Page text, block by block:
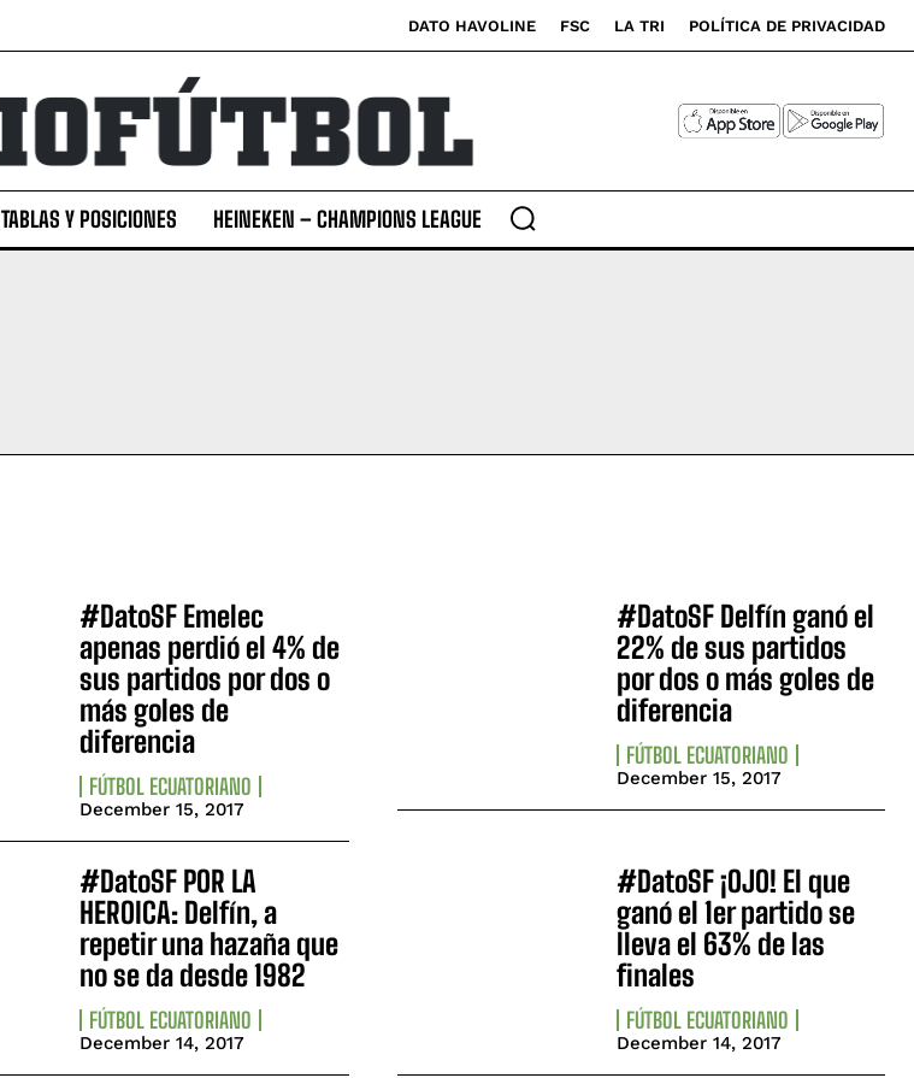
DATO HAVOLINE FSC LA TRI POLÍTICA DE PRIVACIDAD
TABLAS Y POSICIONES HEINEKEN – CHAMPIONS LEAGUE
#DatoSF Emelec
apenas perdió el 4% de
sus partidos por dos o
más goles de
diferencia
FÚTBOL ECUATORIANO
December 15, 2017
#DatoSF Delfín ganó el
22% de sus partidos
por dos o más goles de
diferencia
FÚTBOL ECUATORIANO
December 15, 2017
#DatoSF POR LA
HEROICA: Delfín, a
repetir una hazaña que
no se da desde 1982
FÚTBOL ECUATORIANO
December 14, 2017
#DatoSF ¡OJO! El que
ganó el 1er partido se
lleva el 63% de las
finales
FÚTBOL ECUATORIANO
December 14, 2017